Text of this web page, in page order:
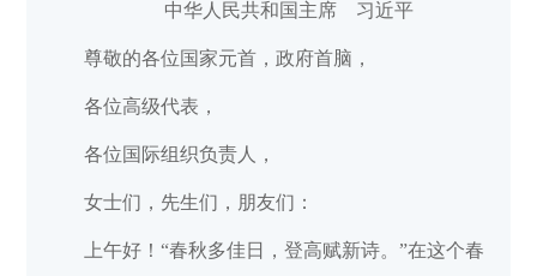
中华人民共和国主席 习近平
尊敬的各位国家元首，政府首脑，
各位高级代表，
各位国际组织负责人，
女士们，先生们，朋友们：
上午好！“春秋多佳日，登高赋新诗。”在这个春